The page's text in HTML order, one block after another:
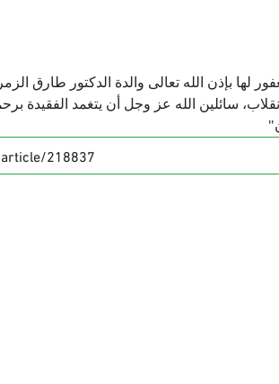
لها بإذن الله تعالى والدة الدكتور طارق
سائلين الله عز وجل أن يتغمد الفقيدة
218837